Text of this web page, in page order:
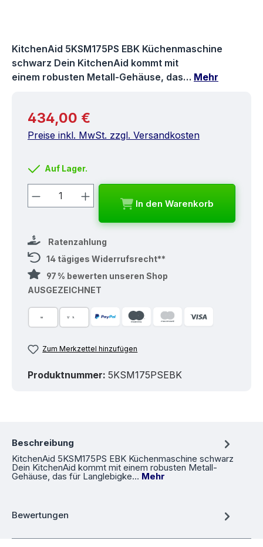
KitchenAid 5KSM175PS EBK Küchenmaschine
schwarz Dein KitchenAid kommt mit
einem robusten Metall-Gehäuse, das… Mehr
Regulärer Preis:
434,00 €
Preise inkl. MwSt. zzgl. Versandkosten
Auf Lager.
Produkt Anzahl: Gib den
In den Warenkorb
Ratenzahlung
14 tägiges Widerrufsrecht**
97 % bewerten unseren Shop
AUSGEZEICHNET
Zum Merkzettel hinzufügen
Produktnummer: 5KSM175PSEBK
Beschreibung
KitchenAid 5KSM175PS EBK Küchenmaschine schwarz
Dein KitchenAid kommt mit einem robusten Metall-
Gehäuse, das für Langlebigke… Mehr
Bewertungen